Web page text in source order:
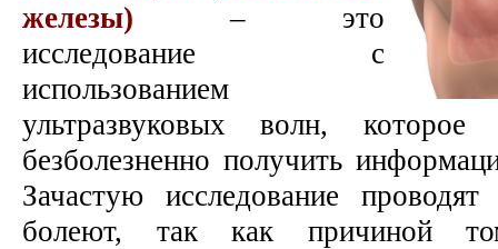
железы) – это
исследование с
использованием
ультразвуковых волн,
безболезненно получить
Зачастую исследование
болеют, так как причиной